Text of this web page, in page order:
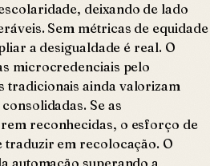
deixando de lado
Sem métricas de equidade
a desigualdade é real. O
microcredenciais pelo
tradicionais ainda valorizam
Se as
reconhecidas, o esforço de
traduzir em recolocação. O